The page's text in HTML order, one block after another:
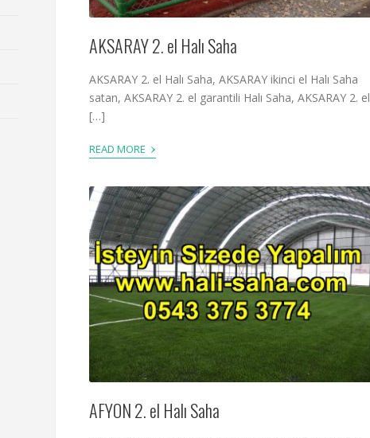
AKSARAY 2. el Halı Saha
AKSARAY 2. el Halı Saha, AKSARAY ikinci el Halı Saha
satan, AKSARAY 2. el garantili Halı Saha, AKSARAY 2. el
[…]
READ MORE ›
AFYON 2. el Halı Saha